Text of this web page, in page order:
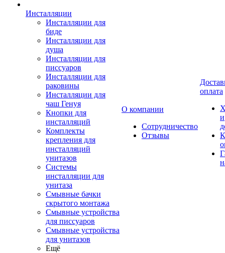
Инсталляции
Инсталляции для
биде
Инсталляции для
душа
Инсталляции для
писсуаров
Инсталляции для
раковины
Инсталляции для
чаш Генуя
Кнопки для
инсталляций
Комплекты
крепления для
инсталляций
унитазов
Системы
инсталляции для
унитаза
Смывные бачки
скрытого монтажа
Смывные устройства
для писсуаров
Смывные устройства
для унитазов
Ещё
О компании
Сотрудничество
Отзывы
оплата
и